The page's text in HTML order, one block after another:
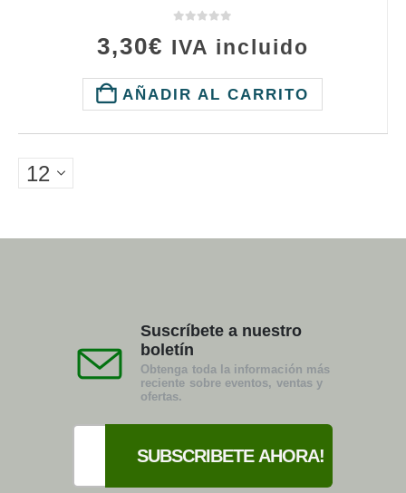
3,30€ IVA incluido
AÑADIR AL CARRITO
Suscríbete a nuestro
boletín
Obtenga toda la información más
reciente sobre eventos, ventas y
ofertas.